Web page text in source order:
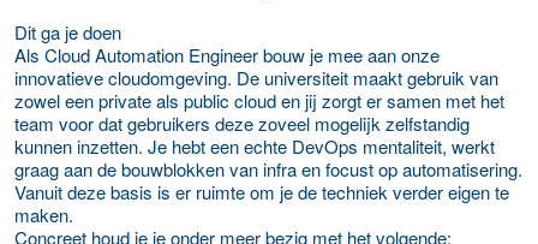
Dit ga je doen
Als Cloud Automation Engineer bouw je mee aan onze
innovatieve cloudomgeving. De universiteit maakt gebruik van
zowel een private als public cloud en jij zorgt er samen met het
team voor dat gebruikers deze zoveel mogelijk zelfstandig
kunnen inzetten. Je hebt een echte DevOps mentaliteit, werkt
graag aan de bouwblokken van infra en focust op automatisering.
Vanuit deze basis is er ruimte om je de techniek verder eigen te
maken.
Concreet houd je je onder meer bezig met het volgende: